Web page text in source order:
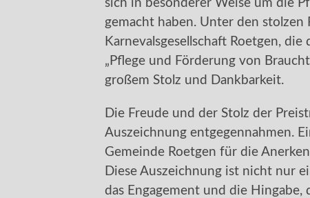
sich in besonderer Weise um die
gemacht haben. Unter den
Karnevalsgesellschaft Roetgen,
„Pflege und Förderung von
großem Stolz und Dankbarkeit.
Die Freude und der Stolz der
Auszeichnung entgegennahmen.
Gemeinde Roetgen für die
Diese Auszeichnung ist nicht nur
das Engagement und die